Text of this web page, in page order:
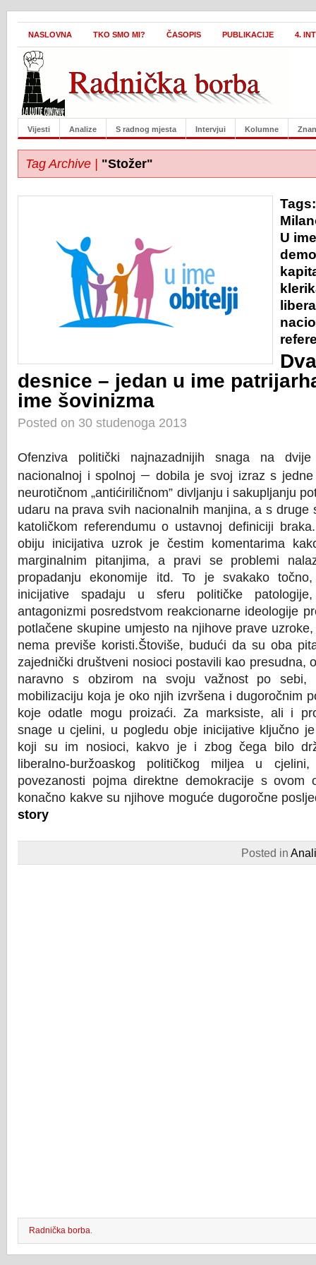
NASLOVNA TKO SMO MI? ČASOPIS PUBLIKACIJE 4.
Vijesti Analize S radnog mjesta Intervjui Kolumne
Tag Archive | "Stožer"
U
desnice – jedan u ime
ime šovinizma
Posted on 30 studenoga 2013
Ofenziva politički najnazadnijih snaga na
nacionalnoj i spolnoj – dobila je svoj izraz s
neurotičnom „antićiriličnom” divljanju i sakupljanju
udaru na prava svih nacionalnih manjina, a s druge
katoličkom referendumu o ustavnoj definiciji
obiju inicijativa uzrok je čestim komentarima
marginalnim pitanjima, a pravi se problemi
propadanju ekonomije itd. To je svakako
inicijative spadaju u sferu političke
antagonizmi posredstvom reakcionarne ideologije
potlačene skupine umjesto na njihove prave
nema previše koristi.Štoviše, budući da su oba
zajednički društveni nosioci postavili kao presudna,
naravno s obzirom na svoju važnost po
mobilizaciju koja je oko njih izvršena i dugoročnim
koje odatle mogu proizaći. Za marksiste, ali i
snage u cjelini, u pogledu obje inicijative ključno
koji su im nosioci, kakvo je i zbog čega bilo
liberalno-buržoaskog političkog miljea u
povezanosti pojma direktne demokracije s ovom
konačno kakve su njihove moguće dugoročne
story
Posted in
Radnička borba.